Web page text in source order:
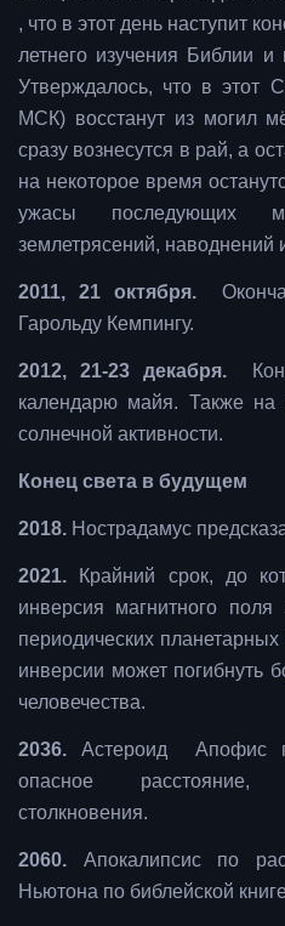
, что в этот день наступит
летнего изучения Библии и
Утверждалось, что в этот
МСК) восстанут из могил
сразу вознесутся в рай, а
на некоторое время
ужасы последующих
землетрясений, наводнений
2011, 21 октября.
Гарольду Кемпингу.
2012, 21-23 декабря.
календарю майя. Также на
солнечной активности.
Конец света в будущем
2018. Нострадамус
2021. Крайний срок, до
инверсия магнитного поля
периодических планетарных
инверсии может погибнуть
человечества.
2036. Астероид Апофис
опасное расстояние,
столкновения.
2060. Апокалипсис по
Ньютона по библейской